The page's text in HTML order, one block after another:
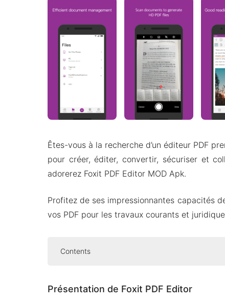
Êtes-vous à la recherche d’un éditeur PDF
pour créer, éditer, convertir, sécuriser et
adorerez Foxit PDF Editor MOD Apk.
Profitez de ses impressionnantes capacités
vos PDF pour les travaux courants et
Contents
PDF relu par l’IA
Présentation de Foxit PDF Editor